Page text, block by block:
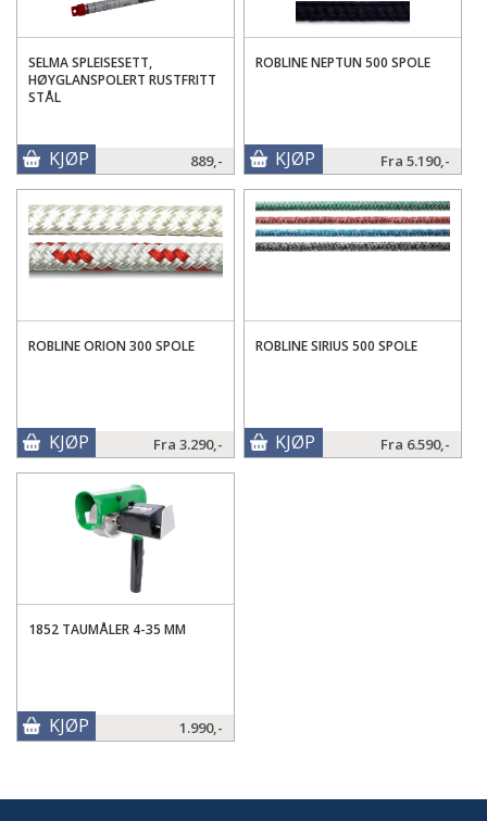
SELMA SPLEISESETT,
HØYGLANSPOLERT RUSTFRITT
STÅL
889,-
KJØP
ROBLINE NEPTUN 500 SPOLE
Fra 5.190,-
KJØP
ROBLINE ORION 300 SPOLE
Fra 3.290,-
KJØP
ROBLINE SIRIUS 500 SPOLE
Fra 6.590,-
KJØP
1852 TAUMÅLER 4-35 MM
1.990,-
KJØP